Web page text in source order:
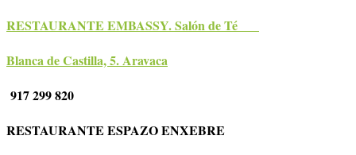
RESTAURANTE EMBASSY. Salón de Té
Blanca de Castilla, 5. Aravaca
917 299 820
RESTAURANTE ESPAZO ENXEBRE